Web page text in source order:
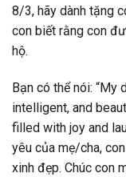
8/3, hãy dành tặng
con biết rằng con
hộ.
Bạn có thể nói: “My
intelligent, and
filled with joy and
yêu của mẹ/cha,
xinh đẹp. Chúc con